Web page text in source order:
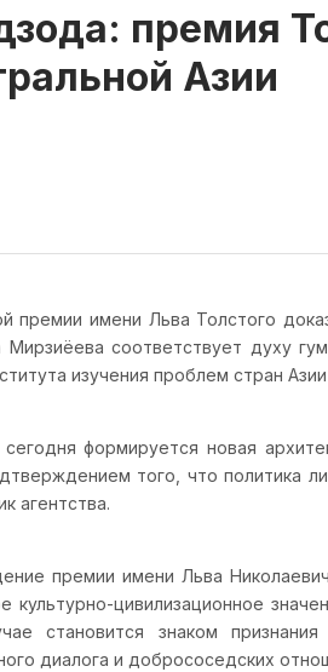
премия
Азии
имени Льва Толстого
соответствует духу
изучения проблем стран
формируется новая
того, что политика
агентства.
премии имени Льва
культурно-цивилизационное
становится знаком
диалога и добрососедских